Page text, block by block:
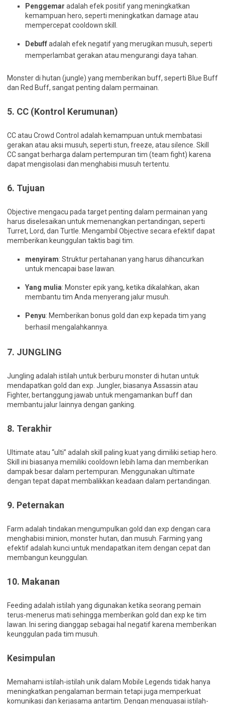
Penggemar adalah efek positif yang meningkatkan
kemampuan hero, seperti meningkatkan damage atau
mempercepat cooldown skill.
Debuffadalah efek negatif yang merugikan musuh, seperti
memperlambat gerakan atau mengurangi daya tahan.
Monster di hutan (jungle) yang memberikan buff, seperti Blue Buff
dan Red Buff, sangat penting dalam permainan.
5. CC (Kontrol Kerumunan)
CC atau Crowd Control adalah kemampuan untuk membatasi
gerakan atau aksi musuh, seperti stun, freeze, atau silence. Skill
CC sangat berharga dalam pertempuran tim (team fight) karena
dapat mengisolasi dan menghabisi musuh tertentu.
6. Tujuan
Objective mengacu pada target penting dalam permainan yang
harus diselesaikan untuk memenangkan pertandingan, seperti
Turret, Lord, dan Turtle. Mengambil Objective secara efektif dapat
memberikan keunggulan taktis bagi tim.
menyiram: Struktur pertahanan yang harus dihancurkan
untuk mencapai base lawan.
Yang mulia: Monster epik yang, ketika dikalahkan, akan
membantu tim Anda menyerang jalur musuh.
Penyu: Memberikan bonus gold dan exp kepada tim yang
berhasil mengalahkannya.
7. JUNGLING
Jungling adalah istilah untuk berburu monster di hutan untuk
mendapatkan gold dan exp. Jungler, biasanya Assassin atau
Fighter, bertanggung jawab untuk mengamankan buff dan
membantu jalur lainnya dengan ganking.
8. Terakhir
Ultimate atau “ulti” adalah skill paling kuat yang dimiliki setiap hero.
Skill ini biasanya memiliki cooldown lebih lama dan memberikan
dampak besar dalam pertempuran. Menggunakan ultimate
dengan tepat dapat membalikkan keadaan dalam pertandingan.
9. Peternakan
Farm adalah tindakan mengumpulkan gold dan exp dengan cara
menghabisi minion, monster hutan, dan musuh. Farming yang
efektif adalah kunci untuk mendapatkan item dengan cepat dan
membangun keunggulan.
10. Makanan
Feeding adalah istilah yang digunakan ketika seorang pemain
terus-menerus mati sehingga memberikan gold dan exp ke tim
lawan. Ini sering dianggap sebagai hal negatif karena memberikan
keunggulan pada tim musuh.
Kesimpulan
Memahami istilah-istilah unik dalam Mobile Legends tidak hanya
meningkatkan pengalaman bermain tetapi juga memperkuat
komunikasi dan kerjasama antartim. Dengan menguasai istilah-